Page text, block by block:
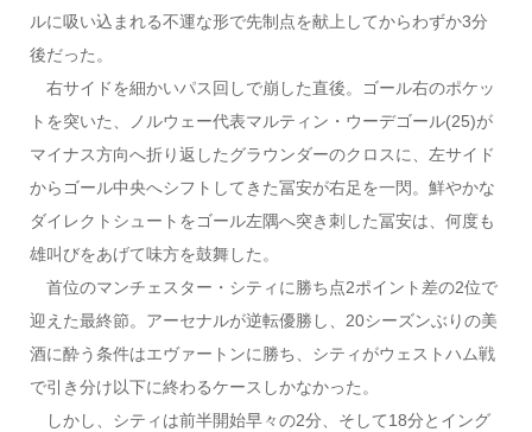
ルに吸い込まれる不運な形で先制点を献上してからわずか3分
後だった。
右サイドを細かいパス回しで崩した直後。ゴール右のポケッ
トを突いた、ノルウェー代表マルティン・ウーデゴール(25)が
マイナス方向へ折り返したグラウンダーのクロスに、左サイド
からゴール中央へシフトしてきた冨安が右足を一閃。鮮やかな
ダイレクトシュートをゴール左隅へ突き刺した冨安は、何度も
雄叫びをあげて味方を鼓舞した。
首位のマンチェスター・シティに勝ち点2ポイント差の2位で
迎えた最終節。アーセナルが逆転優勝し、20シーズンぶりの美
酒に酔う条件はエヴァートンに勝ち、シティがウェストハム戦
で引き分け以下に終わるケースしかなかった。
しかし、シティは前半開始早々の2分、そして18分とイング